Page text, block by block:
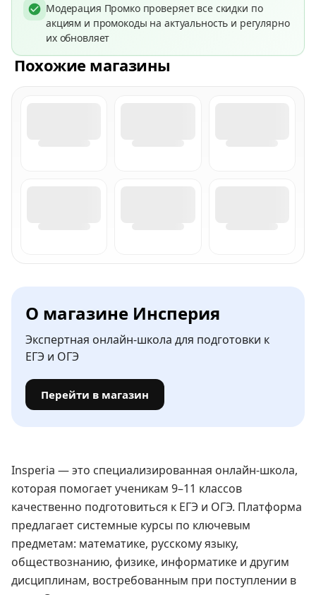
Модерация Промко проверяет все скидки по
акциям и промокоды на актуальность и регулярно
их обновляет
Похожие магазины
О магазине Инсперия
Экспертная онлайн-школа для подготовки к
ЕГЭ и ОГЭ
Перейти в магазин
Insperia — это специализированная онлайн-школа,
которая помогает ученикам 9–11 классов
качественно подготовиться к ЕГЭ и ОГЭ. Платформа
предлагает системные курсы по ключевым
предметам: математике, русскому языку,
обществознанию, физике, информатике и другим
дисциплинам, востребованным при поступлении в